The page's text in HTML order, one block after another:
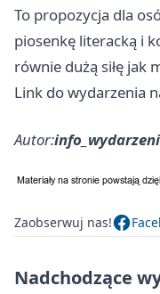
To propozycja dla
piosenkę literacką i
równie dużą siłę jak
Link do wydarzenia
Autor:
Zaobserwuj nas!
Nadchodzące